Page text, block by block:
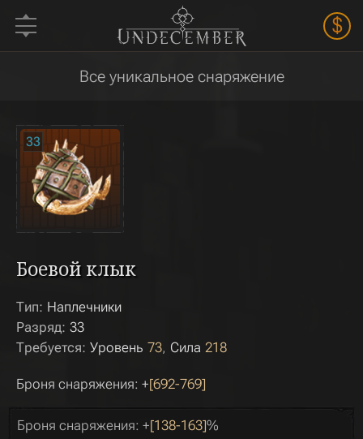
$
Все уникальное снаряжение
33
Боевой клык
Тип: Наплечники
Разряд: 33
Требуется: Уровень 73 Сила 218
Броня снаряжения: +[692-769]
Броня снаряжения: +[138-163]%